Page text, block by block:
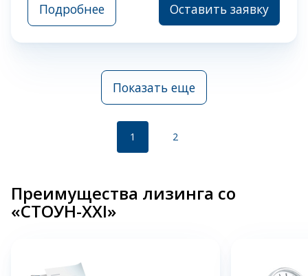
Подробнее Оставить заявку
Показать еще
1 2
Преимущества лизинга со
«СТОУН-XXI»